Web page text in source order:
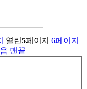
열린5페이지 6페이지
맨끝